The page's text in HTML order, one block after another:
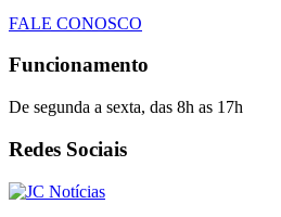
FALE CONOSCO
Funcionamento
De segunda a sexta, das 8h as 17h
Redes Sociais